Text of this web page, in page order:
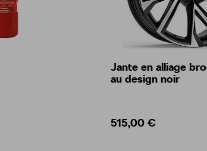
Jante en alliage
au design noir
515,00 €